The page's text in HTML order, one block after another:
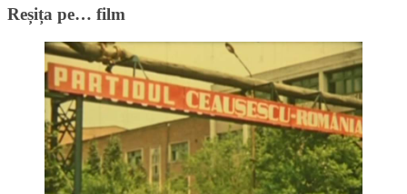
Reșița pe… film